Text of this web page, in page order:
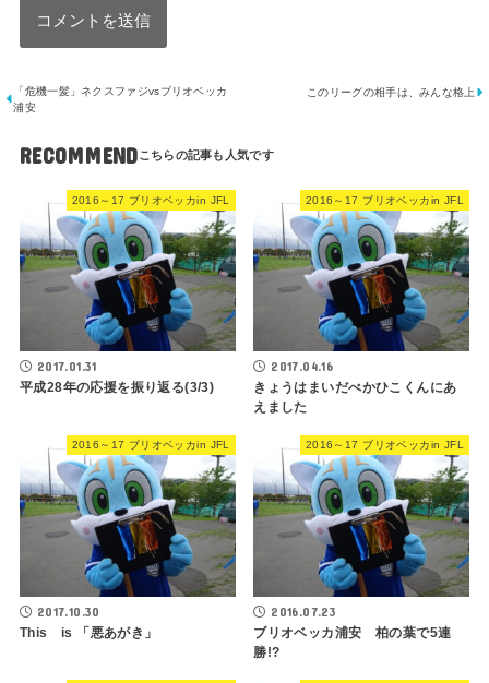
「危機一髪」ネクスファジvsブリオベッカ
浦安
このリーグの相手は、みんな格上
RECOMMEND
2016～17 ブリオベッカin JFL
2017.01.31
平成28年の応援を振り返る(3/3)
2016～17 ブリオベッカin JFL
2017.04.16
きょうはまいだべかひこくんにあ
えました
2016～17 ブリオベッカin JFL
2017.10.30
This is 「悪あがき」
2016～17 ブリオベッカin JFL
2016.07.23
ブリオベッカ浦安 柏の葉で5連
勝!?